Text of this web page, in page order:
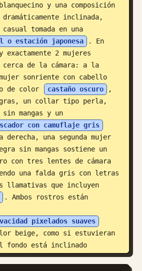
y una composición
inclinada,
tomada en una
o estación japonesa
. En
exactamente 2 mujeres
cerca de la cámara: a la
sonriente con cabello
de color
castaño oscuro
,
un collar tipo perla,
mangas y un
con camuflaje gris
una segunda mujer
sin mangas sostiene un
con tres lentes de cámara
una falda gris con letras
llamativas que incluyen
. Ambos rostros están
pixelados suaves
beige, como si estuvieran
fondo está inclinado
exactamente 14